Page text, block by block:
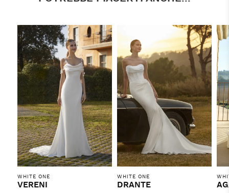
WHITE ONE
VERENI
WHITE ONE
DRANTE